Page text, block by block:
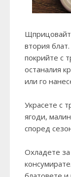
втория
покрийте с
останалия
или го
Украсете с
ягоди,
според
Охладете